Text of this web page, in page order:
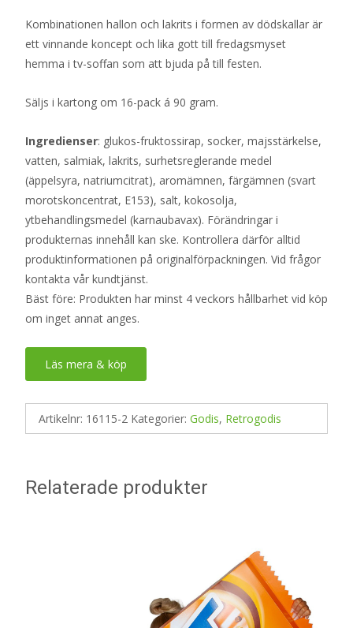
Kombinationen hallon och lakrits i formen av dödskallar är
ett vinnande koncept och lika gott till fredagsmyset
hemma i tv-soffan som att bjuda på till festen.
Säljs i kartong om 16-pack á 90 gram.
Ingredienser: glukos-fruktossirap, socker, majsstärkelse,
vatten, salmiak, lakrits, surhetsreglerande medel
(äppelsyra, natriumcitrat), aromämnen, färgämnen (svart
morotskoncentrat, E153), salt, kokosolja,
ytbehandlingsmedel (karnaubavax). Förändringar i
produkternas innehåll kan ske. Kontrollera därför alltid
produktinformationen på originalförpackningen. Vid frågor
kontakta vår kundtjänst.
Bäst före: Produkten har minst 4 veckors hållbarhet vid köp
om inget annat anges.
Läs mera & köp
Artikelnr: 16115-2 Kategorier: Godis, Retrogodis
Relaterade produkter